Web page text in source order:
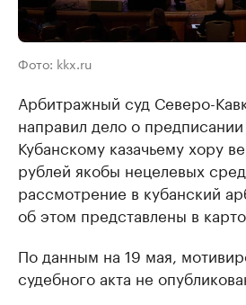
Фото: kkx.ru
Арбитражный суд Северо-
направил дело о
Кубанскому казачьему хору
рублей якобы нецелевых
рассмотрение в кубанский
об этом представлены в
По данным на 19 мая,
судебного акта не